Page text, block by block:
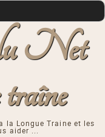
Net
la Longue Traine et les
aider ...